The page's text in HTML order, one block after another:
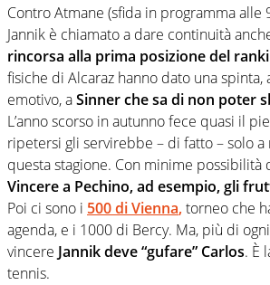
Contro Atmane (sfida in programma alle
Jannik è chiamato a dare continuità
rincorsa alla prima posizione del
fisiche di Alcaraz hanno dato una spinta,
emotivo, aSinner che sa di non poter
L’anno scorso in autunno fece quasi il
ripetersi gli servirebbe – di fatto – solo
questa stagione. Con minime possibilità
Vincere a Pechino, ad esempio, gli
Poi ci sono i 500 di Vienna,torneo che
agenda, e i 1000 di Bercy. Ma, più di
vincere Jannik deve “gufare” Carlos. È
tennis.